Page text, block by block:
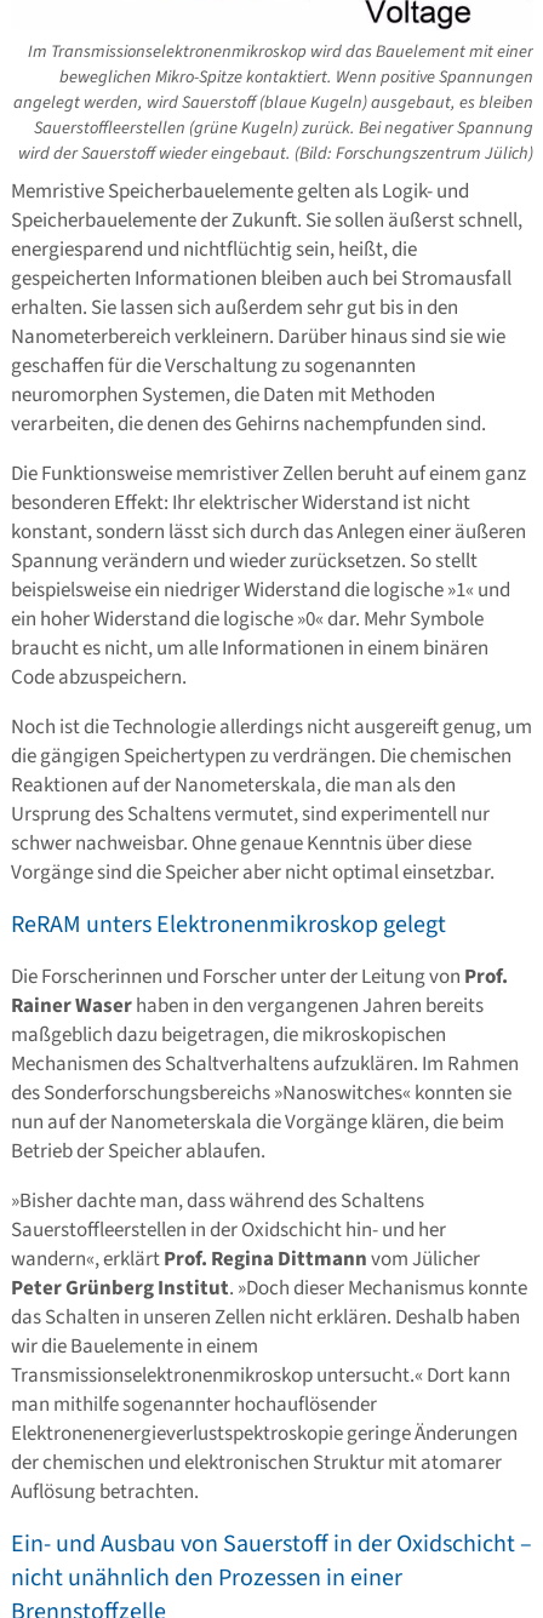
Im Transmissionselektronenmikroskop wird das Bauelement mit einer
beweglichen Mikro-Spitze kontaktiert. Wenn positive Spannungen
angelegt werden, wird Sauerstoff (blaue Kugeln) ausgebaut, es bleiben
Sauerstoffleerstellen (grüne Kugeln) zurück. Bei negativer Spannung
wird der Sauerstoff wieder eingebaut. (Bild: Forschungszentrum Jülich)
Memristive Speicherbauelemente gelten als Logik- und
Speicherbauelemente der Zukunft. Sie sollen äußerst schnell,
energiesparend und nichtflüchtig sein, heißt, die
gespeicherten Informationen bleiben auch bei Stromausfall
erhalten. Sie lassen sich außerdem sehr gut bis in den
Nanometerbereich verkleinern. Darüber hinaus sind sie wie
geschaffen für die Verschaltung zu sogenannten
neuromorphen Systemen, die Daten mit Methoden
verarbeiten, die denen des Gehirns nachempfunden sind.
Die Funktionsweise memristiver Zellen beruht auf einem ganz
besonderen Effekt: Ihr elektrischer Widerstand ist nicht
konstant, sondern lässt sich durch das Anlegen einer äußeren
Spannung verändern und wieder zurücksetzen. So stellt
beispielsweise ein niedriger Widerstand die logische »1« und
ein hoher Widerstand die logische »0« dar. Mehr Symbole
braucht es nicht, um alle Informationen in einem binären
Code abzuspeichern.
Noch ist die Technologie allerdings nicht ausgereift genug, um
die gängigen Speichertypen zu verdrängen. Die chemischen
Reaktionen auf der Nanometerskala, die man als den
Ursprung des Schaltens vermutet, sind experimentell nur
schwer nachweisbar. Ohne genaue Kenntnis über diese
Vorgänge sind die Speicher aber nicht optimal einsetzbar.
ReRAM unters Elektronenmikroskop gelegt
Die Forscherinnen und Forscher unter der Leitung von Prof.
Rainer Waserhaben in den vergangenen Jahren bereits
maßgeblich dazu beigetragen, die mikroskopischen
Mechanismen des Schaltverhaltens aufzuklären. Im Rahmen
des Sonderforschungsbereichs »Nanoswitches« konnten sie
nun auf der Nanometerskala die Vorgänge klären, die beim
Betrieb der Speicher ablaufen.
»Bisher dachte man, dass während des Schaltens
Sauerstoffleerstellen in der Oxidschicht hin- und her
wandern«, erklärtProf. Regina Dittmannvom Jülicher
Peter Grünberg Institut. »Doch dieser Mechanismus konnte
das Schalten in unseren Zellen nicht erklären. Deshalb haben
wir die Bauelemente in einem
Transmissionselektronenmikroskop untersucht.« Dort kann
man mithilfe sogenannter hochauflösender
Elektronenenergieverlustspektroskopie geringe Änderungen
der chemischen und elektronischen Struktur mit atomarer
Auflösung betrachten.
Ein- und Ausbau von Sauerstoff in der Oxidschicht –
nicht unähnlich den Prozessen in einer